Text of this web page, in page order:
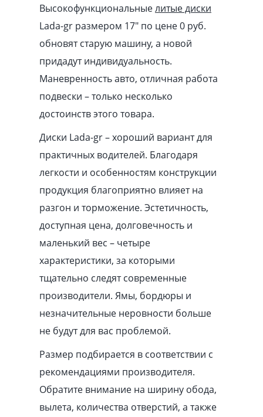
Высокофункциональныелитые диски
Lada-gr размером 17″ по цене 0 руб.
обновят старую машину, а новой
придадут индивидуальность.
Маневренность авто, отличная работа
подвески – только несколько
достоинств этого товара.
Диски Lada-gr – хороший вариант для
практичных водителей. Благодаря
легкости и особенностям конструкции
продукция благоприятно влияет на
разгон и торможение. Эстетичность,
доступная цена, долговечность и
маленький вес – четыре
характеристики, за которыми
тщательно следят современные
производители. Ямы, бордюры и
незначительные неровности больше
не будут для вас проблемой.
Размер подбирается в соответствии с
рекомендациями производителя.
Обратите внимание на ширину обода,
вылета, количества отверстий, а также